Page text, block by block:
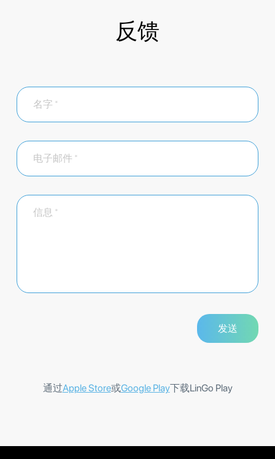
反馈
通过Apple Store或Google Play下载LinGo Play